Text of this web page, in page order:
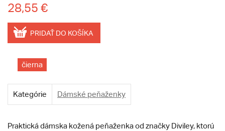
28,55 €
PRIDAŤ DO KOŠÍKA
čierna
Kategórie Dámské peňaženky
Praktická dámska kožená peňaženka od značky Diviley, ktorú